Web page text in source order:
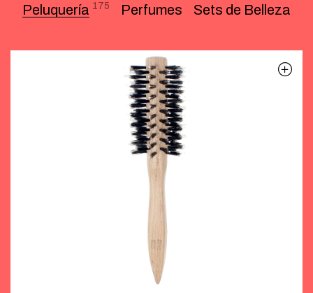
Peluquería 175 Perfumes Sets de Belleza